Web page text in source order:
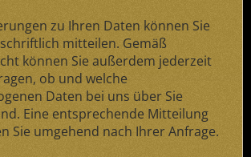
zu Ihren Daten können Sie
mitteilen. Gemäß
können Sie außerdem jederzeit
ob und welche
Daten bei uns über Sie
Eine entsprechende Mitteilung
Sie umgehend nach Ihrer Anfrage.